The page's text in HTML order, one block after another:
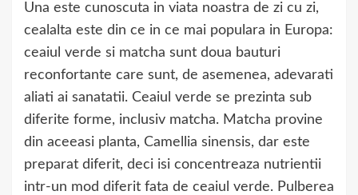
Una este cunoscuta in viata noastra de zi cu zi,
cealalta este din ce in ce mai populara in Europa:
ceaiul verde si matcha sunt doua bauturi
reconfortante care sunt, de asemenea, adevarati
aliati ai sanatatii. Ceaiul verde se prezinta sub
diferite forme, inclusiv matcha. Matcha provine
din aceeasi planta, Camellia sinensis, dar este
preparat diferit, deci isi concentreaza nutrientii
intr-un mod diferit fata de ceaiul verde. Pulberea